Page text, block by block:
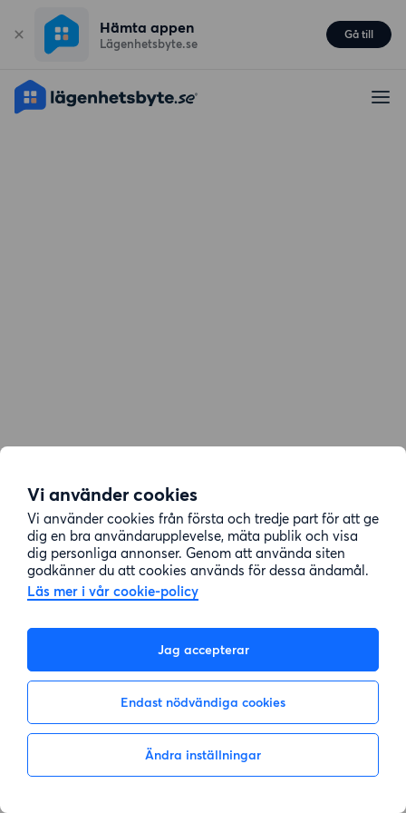
Vi använder cookies
Vi använder cookies från första och tredje part för att ge
dig en bra användarupplevelse, mäta publik och visa
dig personliga annonser. Genom att använda siten
godkänner du att cookies används för dessa ändamål.
Läs mer i vår cookie-policy
Jag accepterar
Endast nödvändiga cookies
Ändra inställningar
Hämta appen
Lägenhetsbyte.se
Gå till